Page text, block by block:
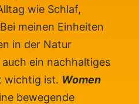
wie Schlaf,
meinen Einheiten
in der Natur
ein nachhaltiges
wichtig ist. Women
bewegende